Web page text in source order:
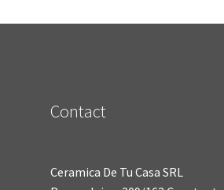
Contact
Ceramica De Tu Casa SRL